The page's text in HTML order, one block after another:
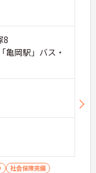
8
亀岡駅」バス・
社会保険完備